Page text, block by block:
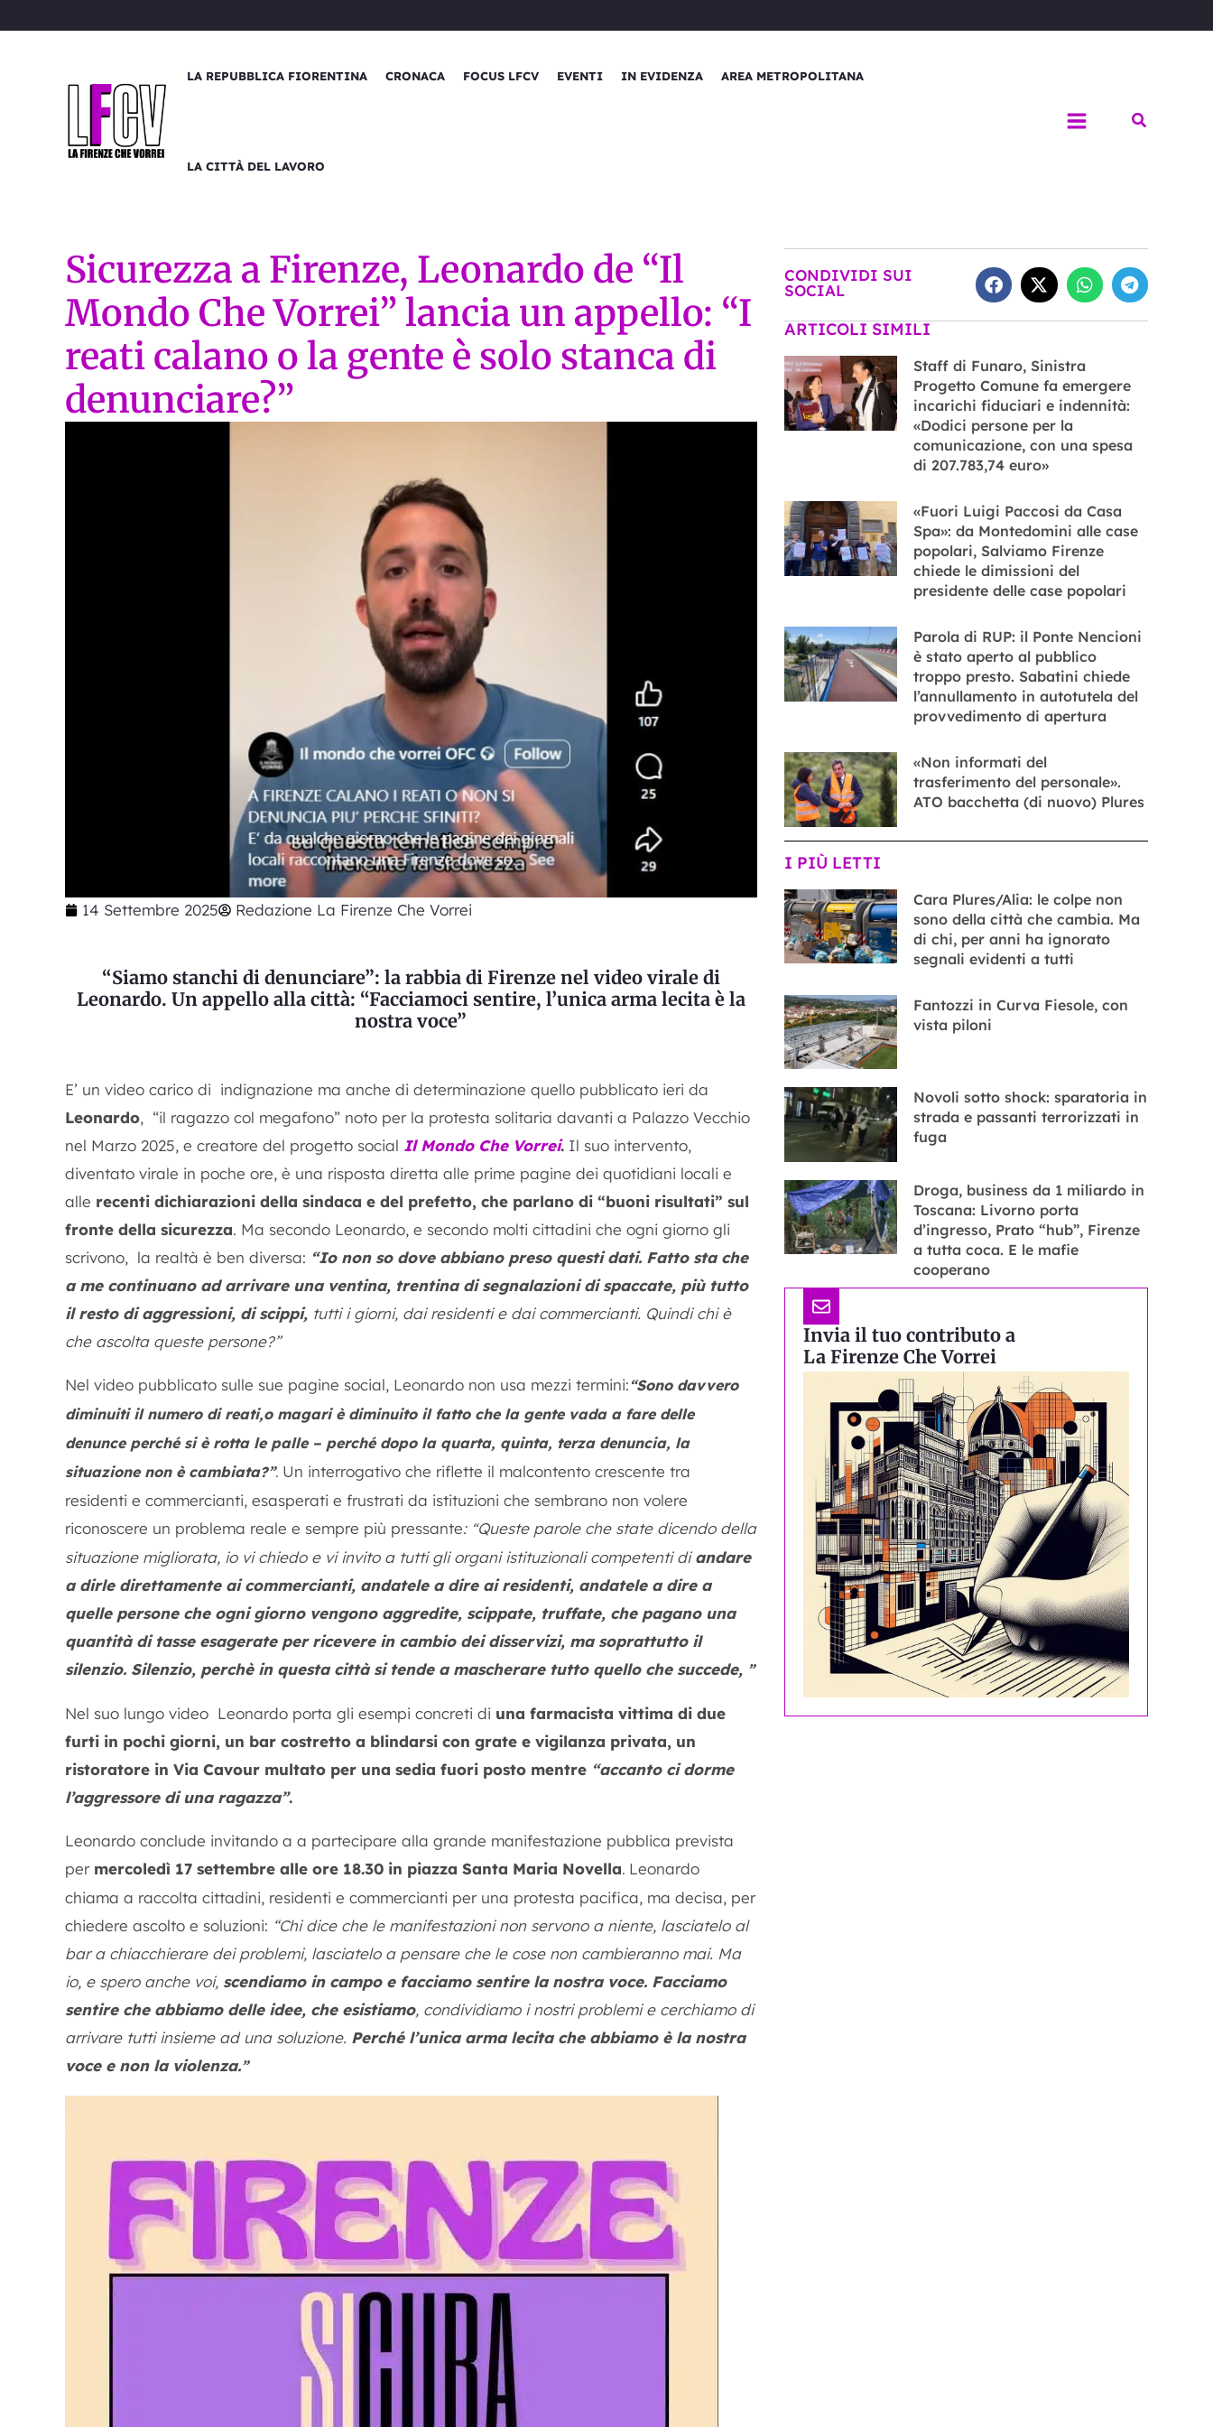
al
LA REPUBBLICA FIORENTINA CRONACA FOCUS LFCV EVENTI IN EVIDENZA AREA METROPOLITANA
LA CITTÀ DEL LAVORO
Cerca
Sicurezza a Firenze, Leonardo de “Il
Mondo Che Vorrei” lancia un appello: “I
reati calano o la gente è solo stanca di
denunciare?”
14 Settembre 2025 Redazione La Firenze Che Vorrei
“Siamo stanchi di denunciare”: la rabbia di Firenze nel video virale di
Leonardo. Un appello alla città: “Facciamoci sentire, l’unica arma lecita è la
nostra voce”
E’ un video carico di indignazione ma anche di determinazione quello pubblicato ieri da
Leonardo, “il ragazzo col megafono” noto per la protesta solitaria davanti a Palazzo Vecchio
nel Marzo 2025, e creatore del progetto social Il Mondo Che Vorrei. Il suo intervento,
diventato virale in poche ore, è una risposta diretta alle prime pagine dei quotidiani locali e
alle recenti dichiarazioni della sindaca e del prefetto, che parlano di “buoni risultati” sul
fronte della sicurezza. Ma secondo Leonardo, e secondo molti cittadini che ogni giorno gli
scrivono, la realtà è ben diversa: “Io non so dove abbiano preso questi dati. Fatto sta che
a me continuano ad arrivare una ventina, trentina di segnalazioni di spaccate, più tutto
il resto di aggressioni, di scippi, tutti i giorni, dai residenti e dai commercianti. Quindi chi è
che ascolta queste persone?”
Nel video pubblicato sulle sue pagine social, Leonardo non usa mezzi termini:“Sono davvero
diminuiti il numero di reati,o magari è diminuito il fatto che la gente vada a fare delle
denunce perché si è rotta le palle – perché dopo la quarta, quinta, terza denuncia, la
situazione non è cambiata?”. Un interrogativo che riflette il malcontento crescente tra
residenti e commercianti, esasperati e frustrati da istituzioni che sembrano non volere
riconoscere un problema reale e sempre più pressante: “Queste parole che state dicendo della
situazione migliorata, io vi chiedo e vi invito a tutti gli organi istituzionali competenti diandare
a dirle direttamente ai commercianti, andatele a dire ai residenti, andatele a dire a
quelle persone che ogni giorno vengono aggredite, scippate, truffate, che pagano una
quantità di tasse esagerate per ricevere in cambio dei disservizi, ma soprattutto il
silenzio. Silenzio, perchè in questa città si tende a mascherare tutto quello che succede, ”
Nel suo lungo video Leonardo porta gli esempi concreti di una farmacista vittima di due
furti in pochi giorni, un bar costretto a blindarsi con grate e vigilanza privata, un
ristoratore in Via Cavour multato per una sedia fuori posto mentre “accanto ci dorme
l’aggressore di una ragazza”.
Leonardo conclude invitando a a partecipare alla grande manifestazione pubblica prevista
per mercoledì 17 settembre alle ore 18.30 in piazza Santa Maria Novella. Leonardo
chiama a raccolta cittadini, residenti e commercianti per una protesta pacifica, ma decisa, per
chiedere ascolto e soluzioni: “Chi dice che le manifestazioni non servono a niente, lasciatelo al
bar a chiacchierare dei problemi, lasciatelo a pensare che le cose non cambieranno mai. Ma
io, e spero anche voi, scendiamo in campo e facciamo sentire la nostra voce. Facciamo
sentire che abbiamo delle idee, che esistiamo, condividiamo i nostri problemi e cerchiamo di
arrivare tutti insieme ad una soluzione. Perché l’unica arma lecita che abbiamo è la nostra
voce e non la violenza.”
CONDIVIDI SUI
SOCIAL
ARTICOLI SIMILI
Staff di Funaro, Sinistra
Progetto Comune fa emergere
incarichi fiduciari e indennità:
«Dodici persone per la
comunicazione, con una spesa
di 207.783,74 euro»
«Fuori Luigi Paccosi da Casa
Spa»: da Montedomini alle case
popolari, Salviamo Firenze
chiede le dimissioni del
presidente delle case popolari
Parola di RUP: il Ponte Nencioni
è stato aperto al pubblico
troppo presto. Sabatini chiede
l’annullamento in autotutela del
provvedimento di apertura
«Non informati del
trasferimento del personale».
ATO bacchetta (di nuovo) Plures
I PIÙ LETTI
Cara Plures/Alia: le colpe non
sono della città che cambia. Ma
di chi, per anni ha ignorato
segnali evidenti a tutti
Fantozzi in Curva Fiesole, con
vista piloni
Novoli sotto shock: sparatoria in
strada e passanti terrorizzati in
fuga
Droga, business da 1 miliardo in
Toscana: Livorno porta
d’ingresso, Prato “hub”, Firenze
a tutta coca. E le mafie
cooperano
Invia il tuo contributo a
La Firenze Che Vorrei